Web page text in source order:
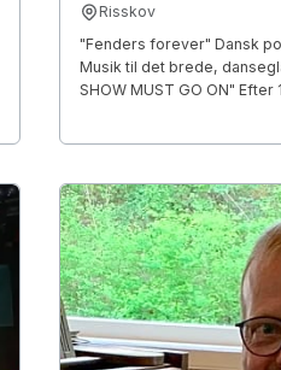
Risskov
"Fenders forever" Dansk
Musik til det brede,
SHOW MUST GO ON" Efter